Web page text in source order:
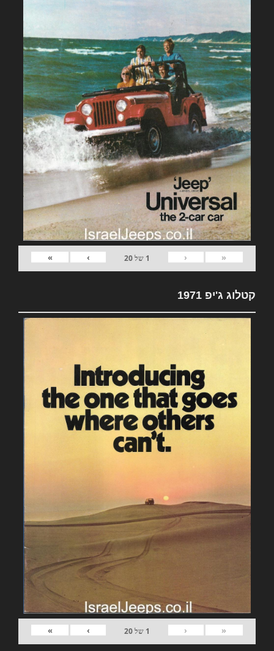
«
‹
1 של20
›
»
קטלוג ג'יפ 1971
«
‹
1 של20
›
»